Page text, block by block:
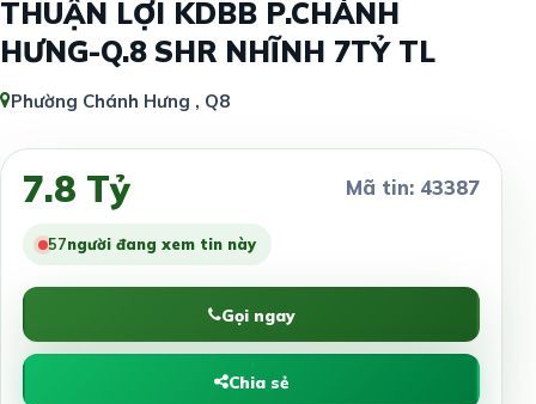
THUẬN LỢI KDBB P.CHÁNH
HƯNG-Q.8 SHR NHĨNH 7TỶ TL
Phường Chánh Hưng , Q8
7.8 Tỷ Mã tin: 43387
60người đang xem tin này
Gọi ngay
Chia sẻ